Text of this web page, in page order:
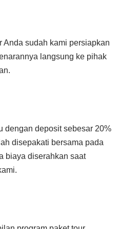
Anda sudah kami persiapkan
langsung ke pihak
dengan deposit sebesar 20%
disepakati bersama pada
biaya diserahkan saat